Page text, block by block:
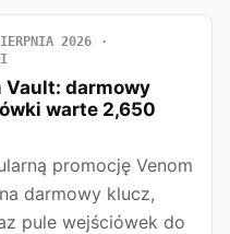
2026
Vault: darmowy
warte 2,650
promocję Venom
darmowy klucz,
pule wejściówek do